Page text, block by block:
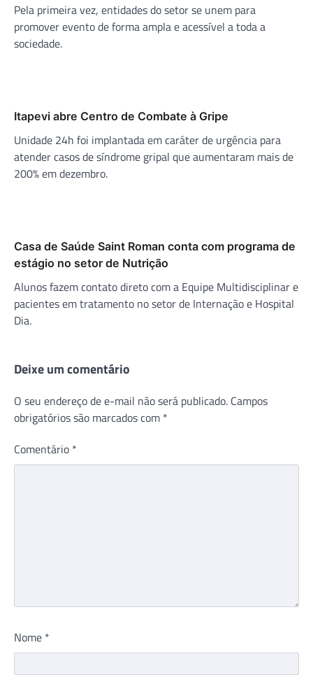
Pela primeira vez, entidades do setor se unem para
promover evento de forma ampla e acessível a toda a
sociedade.
Itapevi abre Centro de Combate à Gripe
Unidade 24h foi implantada em caráter de urgência para
atender casos de síndrome gripal que aumentaram mais de
200% em dezembro.
Casa de Saúde Saint Roman conta com programa de
estágio no setor de Nutrição
Alunos fazem contato direto com a Equipe Multidisciplinar e
pacientes em tratamento no setor de Internação e Hospital
Dia.
Deixe um comentário
O seu endereço de e-mail não será publicado. Campos
obrigatórios são marcados com *
Comentário *
Nome *